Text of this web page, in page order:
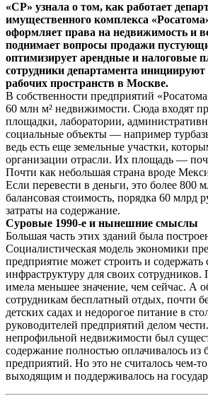
«СР» узнала о том, как работает
имущественного комплекса
оформляет права на недвижимость и
поднимает вопросы продажи
оптимизирует арендные и налоговые
сотрудники департамента инициируют
рабочих пространств в Москве.
В собственности предприятий
60 млн м² недвижимости. Сюда входят
площадки, лаборатории,
социальные объекты — например
ведь есть еще земельные участки,
организации отрасли. Их площадь —
Почти как небольшая страна вроде
Если перевести в деньги, это более 800
балансовая стоимость, порядка 60 млрд
затраты на содержание.
Суровые 1990-е и нынешние смыслы
Большая часть этих зданий была
Социалистическая модель экономики
предприятие может строить и
инфраструктуру для своих
имела меньшее значение, чем сейчас. А
сотрудникам бесплатный отдых, почти
детских садах и недорогое питание в
руководителей предприятий делом
непрофильной недвижимости был
содержание полностью оплачивалось из
предприятий. Но это не считалось чем-
выходящим и поддерживалось на